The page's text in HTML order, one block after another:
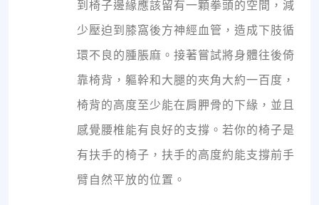
到椅子邊緣應該留有一顆拳頭的空間，減
少壓迫到膝窩後方神經血管，造成下肢循
環不良的腫脹麻。接著嘗試將身體往後倚
靠椅背，軀幹和大腿的夾角大約一百度，
椅背的高度至少能在肩胛骨的下緣，並且
感覺腰椎能有良好的支撐。若你的椅子是
有扶手的椅子，扶手的高度約能支撐前手
臂自然平放的位置。